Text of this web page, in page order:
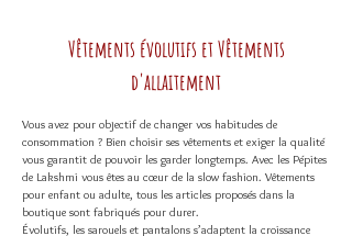
Vêtements évolutifs et Vêtements
d'allaitement
Vous avez pour objectif de changer vos habitudes de
consommation ? Bien choisir ses vêtements et exiger la qualité
vous garantit de pouvoir les garder longtemps. Avec les Pépites
de Lakshmi vous êtes au cœur de la slow fashion. Vêtements
pour enfant ou adulte, tous les articles proposés dans la
boutique sont fabriqués pour durer.
Évolutifs, les sarouels et pantalons s’adaptent la croissance